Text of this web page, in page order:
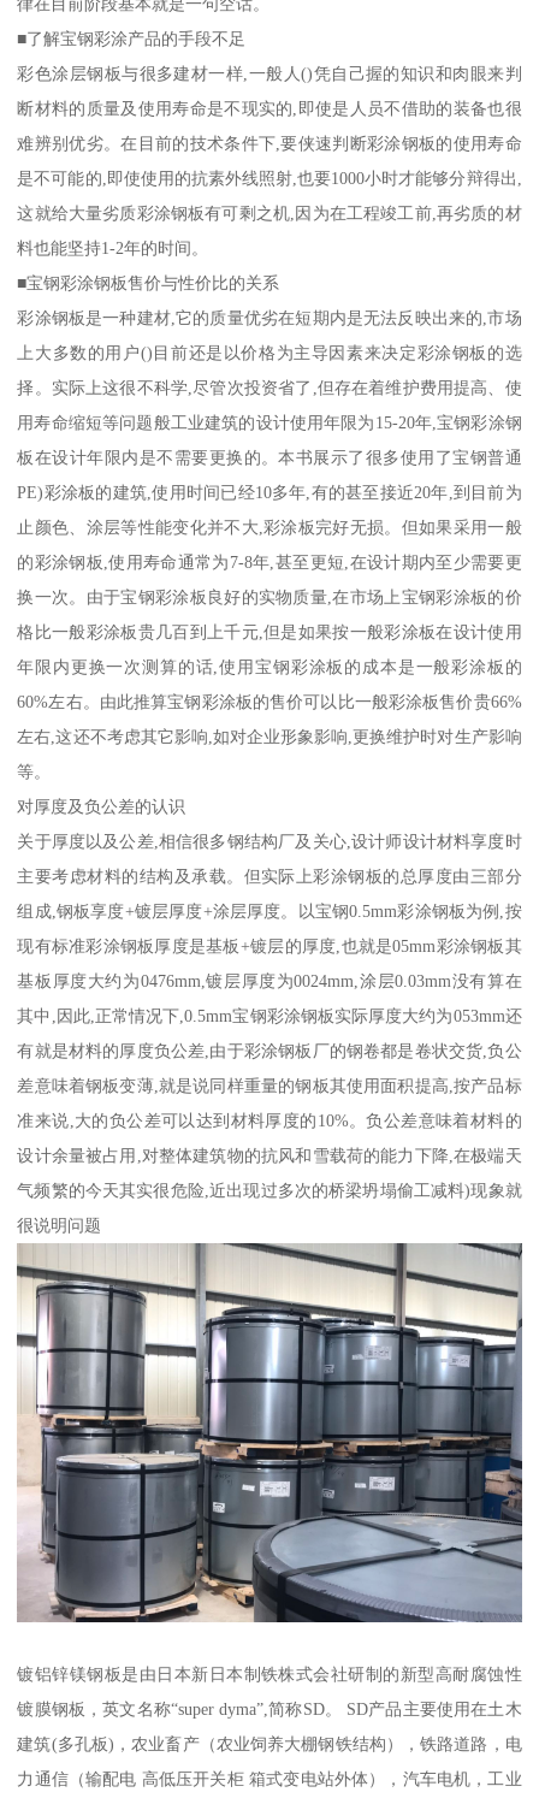
■了解宝钢彩涂产品的手段不足
彩色涂层钢板与很多建材一样,一般人()凭自己握的知识和肉眼来判
断材料的质量及使用寿命是不现实的,即使是人员不借助的装备也很
难辨别优劣。在目前的技术条件下,要侠速判断彩涂钢板的使用寿命
是不可能的,即使使用的抗素外线照射,也要1000小时才能够分辩得出,
这就给大量劣质彩涂钢板有可剩之机,因为在工程竣工前,再劣质的材
料也能坚持1-2年的时间。
■宝钢彩涂钢板售价与性价比的关系
彩涂钢板是一种建材,它的质量优劣在短期内是无法反映出来的,市场
上大多数的用户()目前还是以价格为主导因素来决定彩涂钢板的选
择。实际上这很不科学,尽管次投资省了,但存在着维护费用提高、使
用寿命缩短等问题般工业建筑的设计使用年限为15-20年,宝钢彩涂钢
板在设计年限内是不需要更换的。本书展示了很多使用了宝钢普通
PE)彩涂板的建筑,使用时间已经10多年,有的甚至接近20年,到目前为
止颜色、涂层等性能变化并不大,彩涂板完好无损。但如果采用一般
的彩涂钢板,使用寿命通常为7-8年,甚至更短,在设计期内至少需要更
换一次。由于宝钢彩涂板良好的实物质量,在市场上宝钢彩涂板的价
格比一般彩涂板贵几百到上千元,但是如果按一般彩涂板在设计使用
年限内更换一次测算的话,使用宝钢彩涂板的成本是一般彩涂板的
60%左右。由此推算宝钢彩涂板的售价可以比一般彩涂板售价贵66%
左右,这还不考虑其它影响,如对企业形象影响,更换维护时对生产影响
等。
对厚度及负公差的认识
关于厚度以及公差,相信很多钢结构厂及关心,设计师设计材料享度时
主要考虑材料的结构及承载。但实际上彩涂钢板的总厚度由三部分
组成,钢板享度+镀层厚度+涂层厚度。以宝钢0.5mm彩涂钢板为例,按
现有标准彩涂钢板厚度是基板+镀层的厚度,也就是05mm彩涂钢板其
基板厚度大约为0476mm,镀层厚度为0024mm,涂层0.03mm没有算在
其中,因此,正常情况下,0.5mm宝钢彩涂钢板实际厚度大约为053mm还
有就是材料的厚度负公差,由于彩涂钢板厂的钢卷都是卷状交货,负公
差意味着钢板变薄,就是说同样重量的钢板其使用面积提高,按产品标
准来说,大的负公差可以达到材料厚度的10%。负公差意味着材料的
设计余量被占用,对整体建筑物的抗风和雪载荷的能力下降,在极端天
气频繁的今天其实很危险,近出现过多次的桥梁坍塌偷工减料)现象就
很说明问题
镀铝锌镁钢板是由日本新日本制铁株式会社研制的新型高耐腐蚀性
镀膜钢板，英文名称“super dyma”,简称SD。 SD产品主要使用在土木
建筑(多孔板)，农业畜产（农业饲养大棚钢铁结构），铁路道路，电
力通信（输配电 高低压开关柜 箱式变电站外体），汽车电机，工业